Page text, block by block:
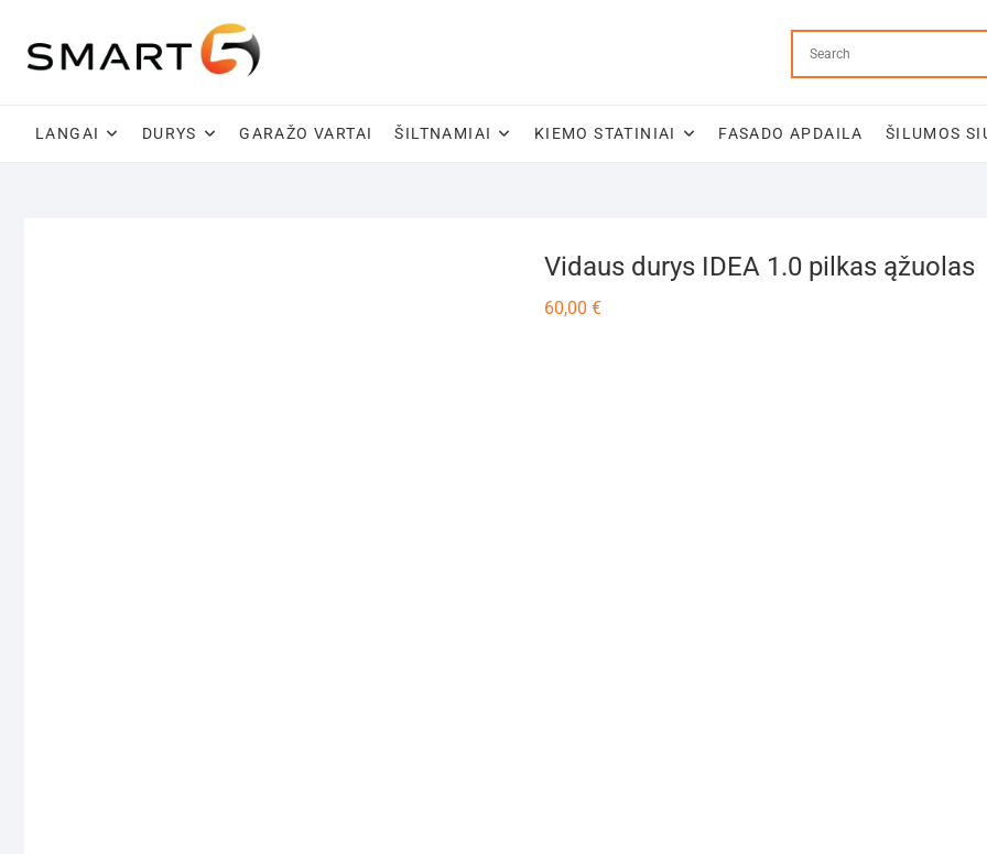
content
LANGAI DURYS GARAŽO VARTAI ŠILTNAMIAI KIEMO STATINIAI FASADO APDAILA ŠILUMOS
Vidaus durys IDEA 1.0 pilkas ąžuolas
60,00 €